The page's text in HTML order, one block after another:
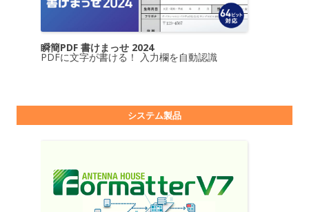
瞬簡PDF 書けまっせ 2024
PDFに文字が書ける！ 入力欄を自動認識
システム製品